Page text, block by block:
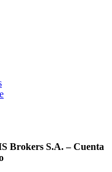
Brokers S.A. – Cuenta